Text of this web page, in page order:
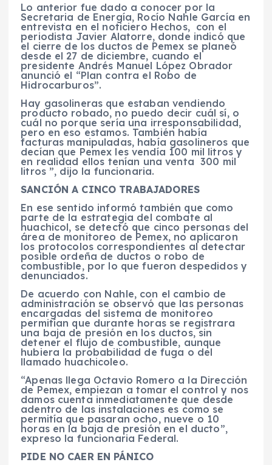
Lo anterior fue dado a conocer por la
Secretaria de Energía, Rocío Nahle García en
entrevista en el noticiero Hechos, con el
periodista Javier Alatorre, donde indicó que
el cierre de los ductos de Pemex se planeó
desde el 27 de diciembre, cuando el
presidente Andrés Manuel López Obrador
anunció el “Plan contra el Robo de
Hidrocarburos”.
Hay gasolineras que estaban vendiendo
producto robado, no puedo decir cuál sí, o
cuál no porque sería una irresponsabilidad,
pero en eso estamos. También había
facturas manipuladas, había gasolineros que
decían que Pemex les vendía 100 mil litros y
en realidad ellos tenían una venta 300 mil
litros ”, dijo la funcionaria.
SANCIÓN A CINCO TRABAJADORES
En ese sentido informó también que como
parte de la estrategia del combate al
huachicol, se detectó que cinco personas del
área de monitoreo de Pemex, no aplicaron
los protocolos correspondientes al detectar
posible ordeña de ductos o robo de
combustible, por lo que fueron despedidos y
denunciados.
De acuerdo con Nahle, con el cambio de
administración se observó que las personas
encargadas del sistema de monitoreo
permitían que durante horas se registrara
una baja de presión en los ductos, sin
detener el flujo de combustible, aunque
hubiera la probabilidad de fuga o del
llamado huachicoleo.
“Apenas llega Octavio Romero a la Dirección
de Pemex, empiezan a tomar el control y nos
damos cuenta inmediatamente que desde
adentro de las instalaciones es como se
permitía que pasaran ocho, nueve o 10
horas en la baja de presión en el ducto”,
expreso la funcionaria Federal.
PIDE NO CAER EN PÁNICO